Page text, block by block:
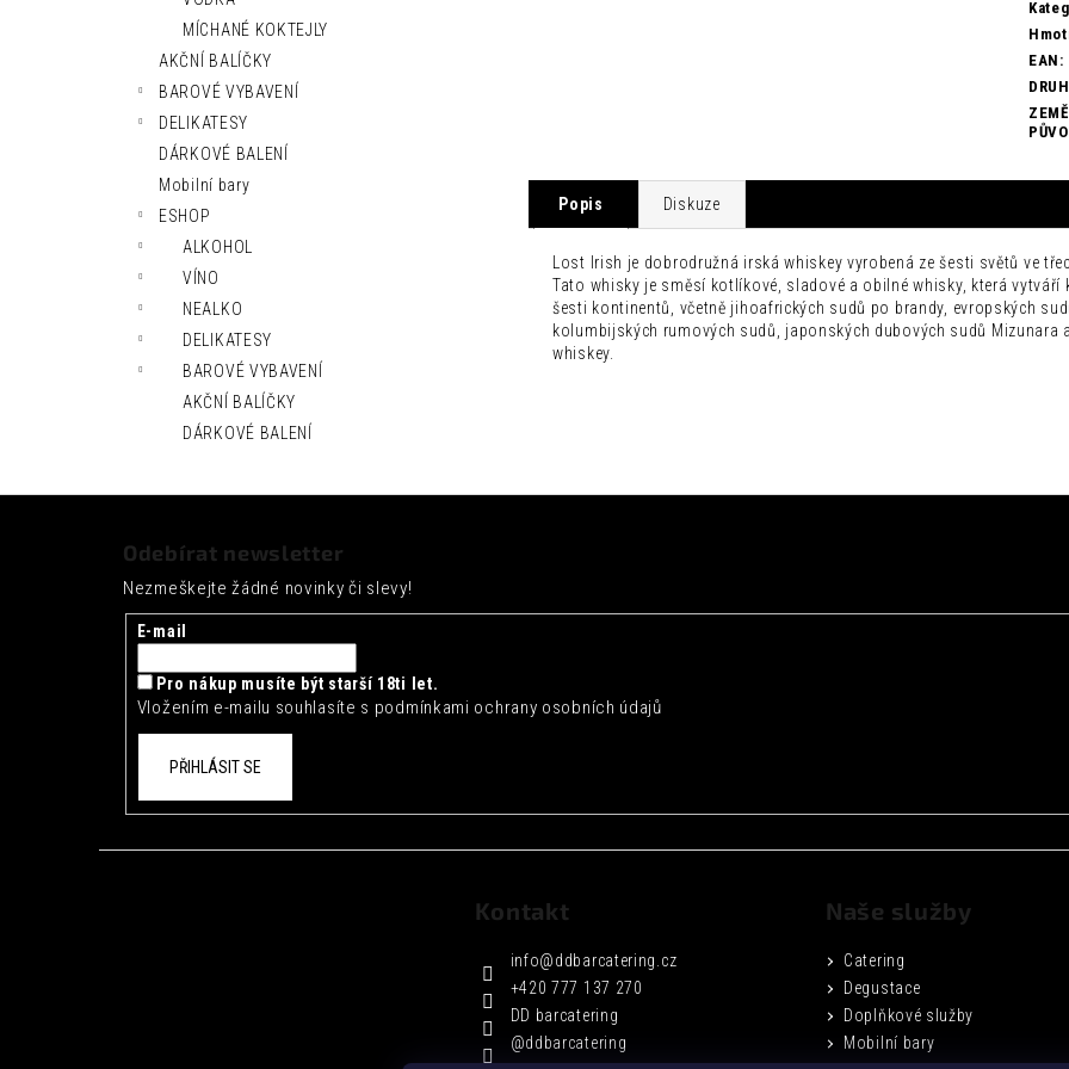
MÍCHANÉ KOKTEJLY
AKČNÍ BALÍČKY
BAROVÉ VYBAVENÍ
DELIKATESY
DÁRKOVÉ BALENÍ
Mobilní bary
ESHOP
ALKOHOL
VÍNO
NEALKO
DELIKATESY
BAROVÉ VYBAVENÍ
AKČNÍ BALÍČKY
DÁRKOVÉ BALENÍ
EAN :
DRUH
ZEMĚ
Popis Diskuze
Lost Irish je dobrodružná irská whiskey vyrobená ze šesti světů ve
Tato whisky je směsí kotlíkové, sladové a obilné whisky, která vytváří
šesti kontinentů, včetně jihoafrických sudů po brandy, evropských
kolumbijských rumových sudů, japonských dubových sudů
whiskey.
Odebírat newsletter
Nezmeškejte žádné novinky či slevy!
E-mail
Pro nákup musíte být starší 18ti let.
Vložením e-mailu souhlasíte s podmínkami ochrany osobních údajů
PŘIHLÁSIT SE
Kontakt
info@ddbarcatering.cz
+420 777 137 270
DD barcatering
@ddbarcatering
Naše služby
Catering
Degustace
Doplňkové služby
Mobilní bary